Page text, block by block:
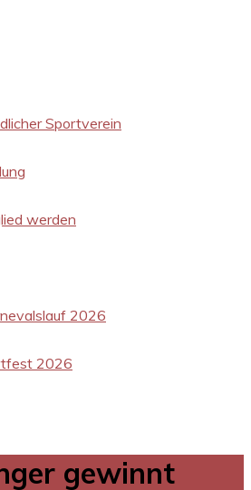
Sportverein
werden
2026
2026
gewinnt